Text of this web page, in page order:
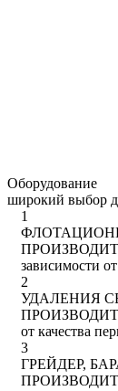
Оборудование
широкий выбор
1
зависимости
2
УДАЛЕНИЯ
от качества
3
ГРЕЙДЕР,